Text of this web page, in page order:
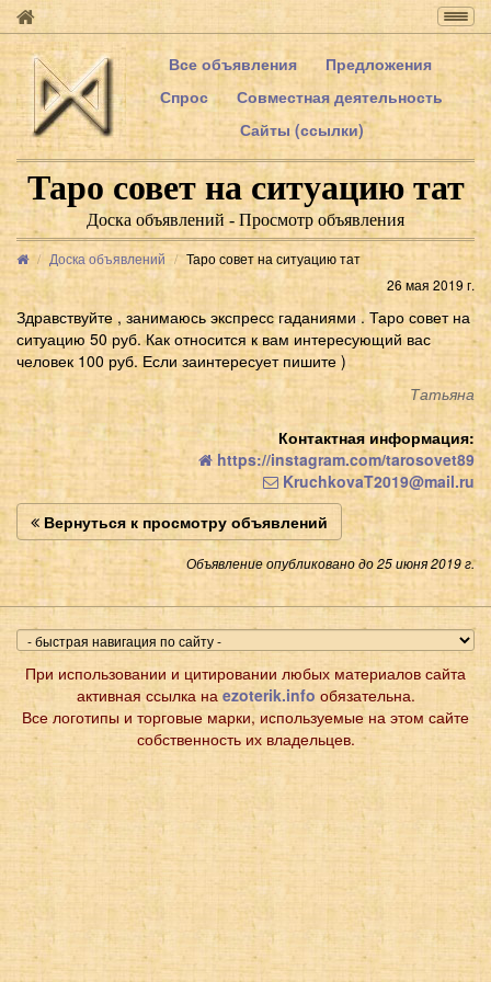
Все объявления
Предложения
Спрос
Совместная деятельность
Сайты (ссылки)
Таро совет на ситуацию тат
Доска объявлений - Просмотр объявления
Доска объявлений
Таро совет на ситуацию тат
26 мая 2019 г.
Здравствуйте , занимаюсь экспресс гаданиями . Таро совет на
ситуацию 50 руб. Как относится к вам интересующий вас
человек 100 руб. Если заинтересует пишите )
Татьяна
Контактная информация:
https://instagram.com/tarosovet89
KruchkovaT2019@mail.ru
Вернуться к просмотру объявлений
Объявление опубликовано до 25 июня 2019 г.
При использовании и цитировании любых материалов сайта
активная ссылка на ezoterik.info обязательна.
Все логотипы и торговые марки, используемые на этом сайте
собственность их владельцев.